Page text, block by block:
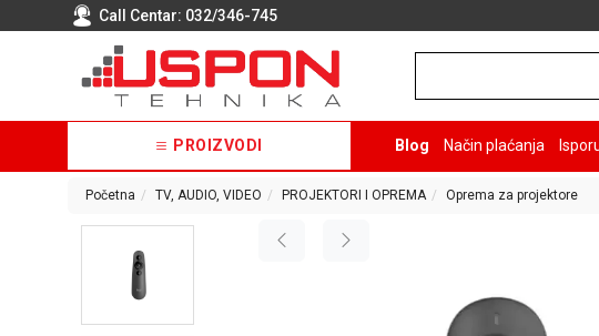
Call Centar: 032/346-745
PROIZVODI Blog Način plaćanja
Početna TV, AUDIO, VIDEO PROJEKTORI I OPREMA Oprema za projektore